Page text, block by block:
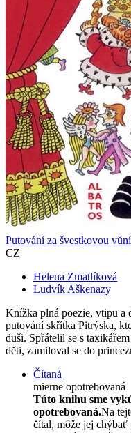
Putování za švestkovou vůní
CZ
Helena Zmatlíková
Ludvík Aškenazy
Knížka plná poezie, vtipu a
putování skřítka Pitrýska,
duši. Spřátelil se s
děti, zamiloval se do
Čítaná
mierne opotrebovaná
Túto knihu sme
opotrebovaná.Na
čítal, môže jej chýbať